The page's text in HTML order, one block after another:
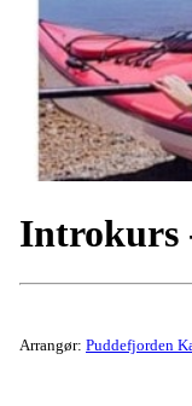
Introkurs
Arrangør: Puddefjorden